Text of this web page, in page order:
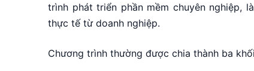
trình phát triển phần mềm chuyên nghiệp,
thực tế từ doanh nghiệp.
Chương trình thường được chia thành ba